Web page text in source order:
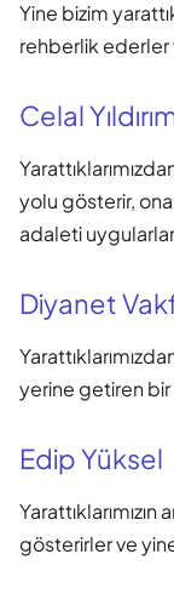
Yine bizim
rehberlik ederler
Celal
yolu gösterir,
adaleti
Diyanet
yerine getiren
Edip Yüksel
gösterirler ve